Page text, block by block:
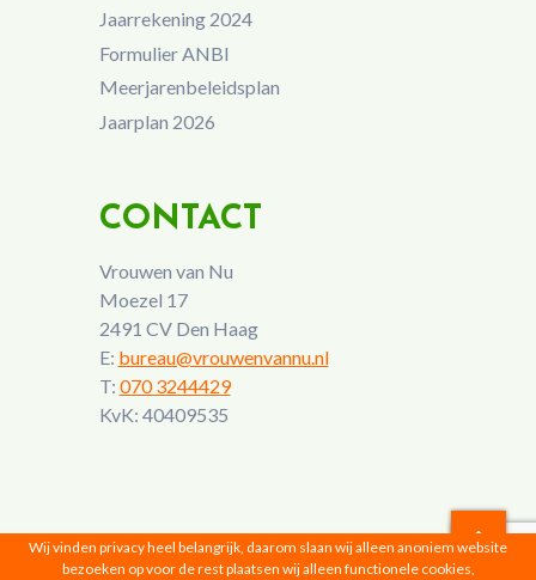
Jaarrekening 2024
Formulier ANBI
Meerjarenbeleidsplan
Jaarplan 2026
CONTACT
Vrouwen van Nu
Moezel 17
2491 CV Den Haag
E: bureau@vrouwenvannu.nl
T: 070 3244429
KvK: 40409535
Wij vinden privacy heel belangrijk, daarom slaan wij alleen anoniem website
bezoeken op voor de rest plaatsen wij alleen functionele cookies,